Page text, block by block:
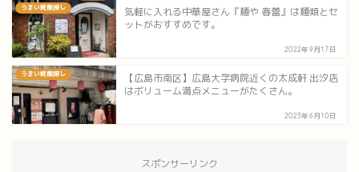
うまい焼飯探し
気軽に入れる中華屋さん『麺や 春蕾』は麺類とセ
ットがおすすめです。
2022年9月17日
うまい焼飯探し
【広島市南区】広島大学病院近くの太成軒 出汐店
はボリューム満点メニューがたくさん。
2023年6月10日
スポンサーリンク